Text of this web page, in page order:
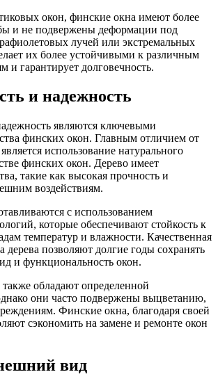
окон, финские окна имеют более
и не подвержены деформации под
лучей или экстремальных
их более устойчивыми к различным
и гарантирует долговечность.
и надежность
являются ключевыми
финских окон. Главным отличием от
использование натурального
финских окон. Дерево имеет
такие как высокая прочность и
воздействиям.
с использованием
которые обеспечивают стойкость к
температур и влажности. Качественная
дерева позволяют долгие годы сохранять
и функциональность окон.
обладают определенной
они часто подвержены выцветанию,
Финские окна, благодаря своей
сэкономить на замене и ремонте окон
вид